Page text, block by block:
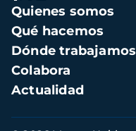
Navegación
principal
Quienes somos
Qué hacemos
Dónde trabajamos
Colabora
Actualidad